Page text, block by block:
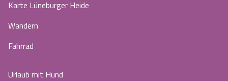
Karte Lüneburger Heide
Wandern
Fahrrad
Urlaub mit Hund